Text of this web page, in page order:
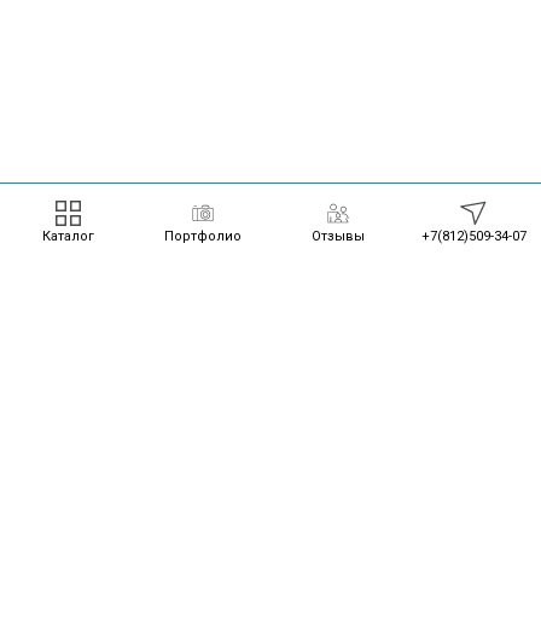
Каталог Портфолио Отзывы +7(812)509-34-07